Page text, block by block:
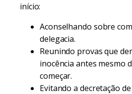
início:
Aconselhando sobre
delegacia.
Reunindo provas que
inocência antes mesmo
começar.
Evitando a decretação